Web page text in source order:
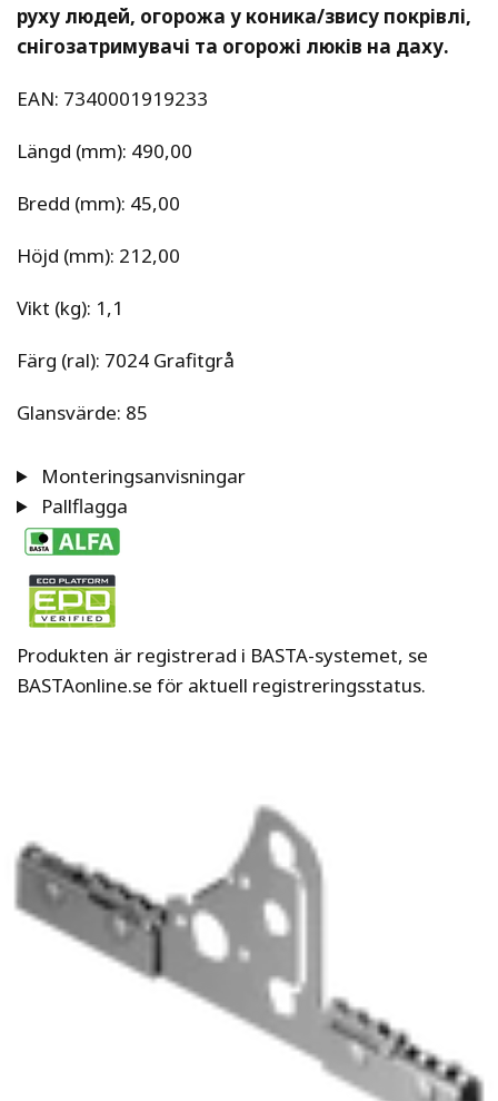
руху людей, огорожа у коника/звису покрівлі,
снігозатримувачі та огорожі люків на даху.
EAN: 7340001919233
Längd (mm): 490,00
Bredd (mm): 45,00
Höjd (mm): 212,00
Vikt (kg): 1,1
Färg (ral): 7024 Grafitgrå
Glansvärde: 85
Monteringsanvisningar
Pallflagga
Produkten är registrerad i BASTA-systemet, se
BASTAonline.se för aktuell registreringsstatus.